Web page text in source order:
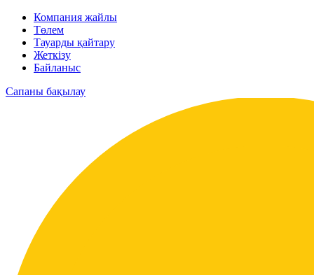
Компания жайлы
Төлем
Тауарды қайтару
Жеткізу
Байланыс
Сапаны бақылау